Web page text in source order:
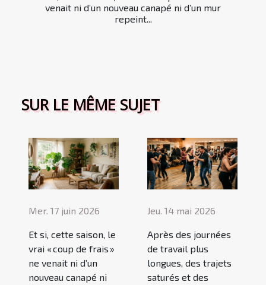
venait ni d’un nouveau canapé ni d’un mur
repeint...
SUR LE MÊME SUJET
Mer. 17 juin 2026
Et si, cette saison, le
vrai « coup de frais »
ne venait ni d’un
nouveau canapé ni
Jeu. 14 mai 2026
Après des journées
de travail plus
longues, des trajets
saturés et des